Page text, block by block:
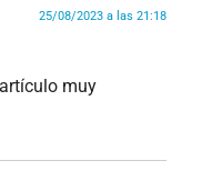
25/08/2023 a las 21:18
muy